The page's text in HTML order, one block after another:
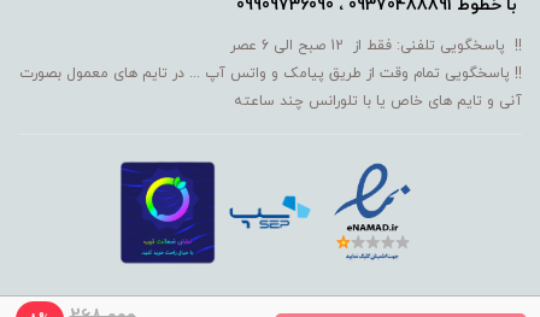
با خطوط 09370488891 ، 09909736090
!! پاسخگویی تلفنی: فقط از 12 صبح الی 6 عصر
!! پاسخگویی تمام وقت از طریق پیامک و واتس آپ ... در تایم های معمول بصورت
آنی و تایم های خاص یا با تلورانس چند ساعته